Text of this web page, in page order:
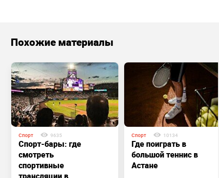
Похожие материалы
Спорт 9635
Спорт-бары: где
смотреть
спортивные
Спорт 10134
Где поиграть в
большой теннис в
Астане